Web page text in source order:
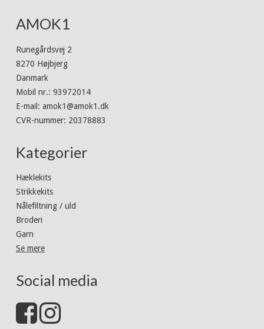
AMOK1
Runegårdsvej 2
8270 Højbjerg
Danmark
Mobil nr.: 93972014
E-mail : amok1@amok1.dk
CVR-nummer: 20378883
Kategorier
Hæklekits
Strikkekits
Nålefiltning / uld
Broderi
Garn
Se mere
Social media